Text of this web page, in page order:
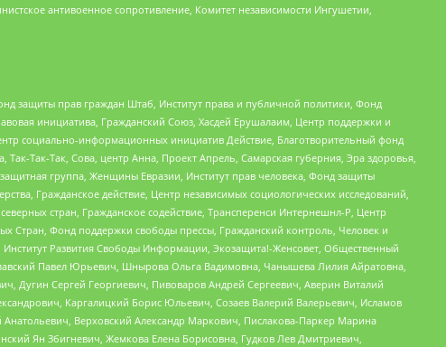
антивоенное сопротивление, Комитет независимости Ингушетии,
защиты прав граждан Штаб, Институт права и публичной политики, Фонд
инициатива, Гражданский Союз, Хасдей Ерушалаим, Центр поддержки и
социально-информационных инициатив Действие, Благотворительный фонд
Так-Так, Сова, центр Анна, Проект Апрель, Самарская губерния, Эра здоровья,
группа, Женщины Евразии, Институт прав человека, Фонд защиты
Гражданское действие, Центр независимых социологических исследований,
стран, Гражданское содействие, Трансперенси Интернешнл-Р, Центр
Стран, Фонд поддержки свободы прессы, Гражданский контроль, Человек и
Развития Свободы Информации, Экозащита!-Женсовет, Общественный
Павел Юрьевич, Шнырова Ольга Вадимовна, Чанышева Лилия Айратовна,
Дугин Сергей Георгиевич, Пивоваров Андрей Сергеевич, Аверин Виталий
Каргалицкий Борис Юльевич, Созаев Валерий Валерьевич, Исламов
Верховский Александр Маркович, Пислакова-Паркер Марина
Ян Збигневич, Жемкова Елена Борисовна, Гудков Лев Дмитриевич,